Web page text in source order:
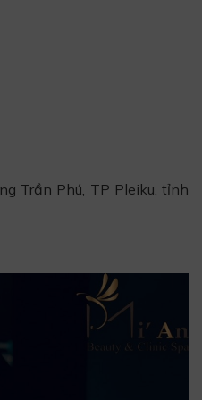
Trần Phú, TP Pleiku, tỉnh